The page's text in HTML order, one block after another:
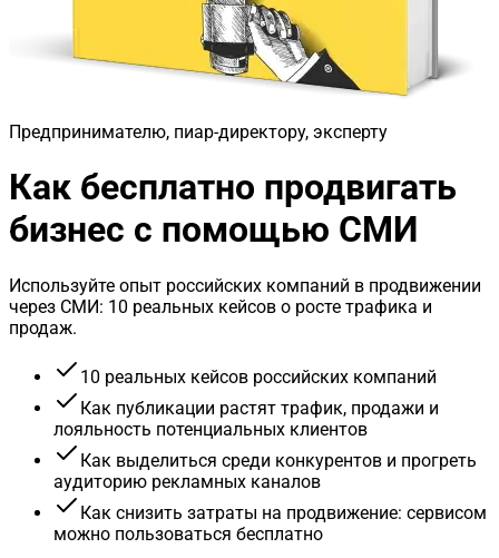
Предпринимателю, пиар-директору, эксперту
Как бесплатно продвигать
бизнес с помощью СМИ
Используйте опыт российских компаний в продвижении
через СМИ: 10 реальных кейсов о росте трафика и
продаж.
10 реальных кейсов российских компаний
Как публикации растят трафик, продажи и
лояльность потенциальных клиентов
Как выделиться среди конкурентов и прогреть
аудиторию рекламных каналов
Как снизить затраты на продвижение: сервисом
можно пользоваться бесплатно